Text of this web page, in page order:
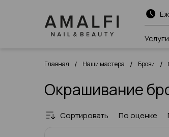
Услуги
Главная / Наши мастера / Брови /
Окрашивание
Сортировать По оценке